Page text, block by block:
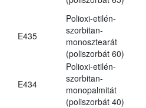
E435
Polioxi-etilén-
szorbitan-
monosztearát
(poliszorbát 60)
E434
Polioxi-etilén-
szorbitan-
monopalmitát
(poliszorbát 40)